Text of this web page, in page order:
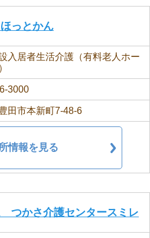
っとかん
入居者生活介護（有料老人ホー
3000
田市本新町7-48-6
情報を見る
つかさ介護センタースミレ